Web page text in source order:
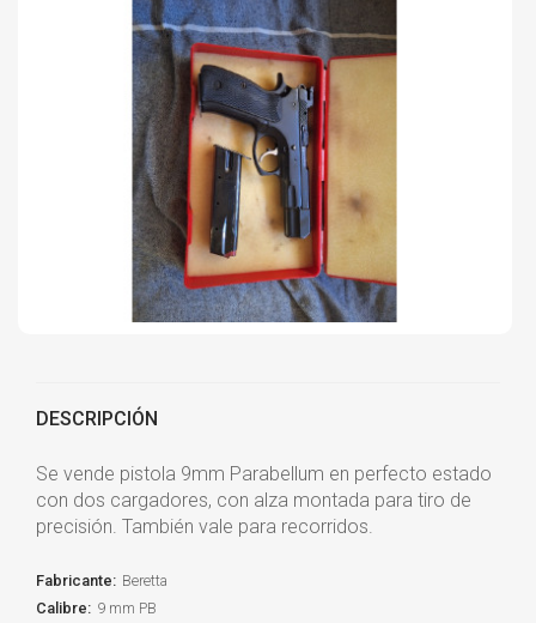
DESCRIPCIÓN
Se vende pistola 9mm Parabellum en perfecto estado
con dos cargadores, con alza montada para tiro de
precisión. También vale para recorridos.
Fabricante: Beretta
Calibre: 9 mm PB